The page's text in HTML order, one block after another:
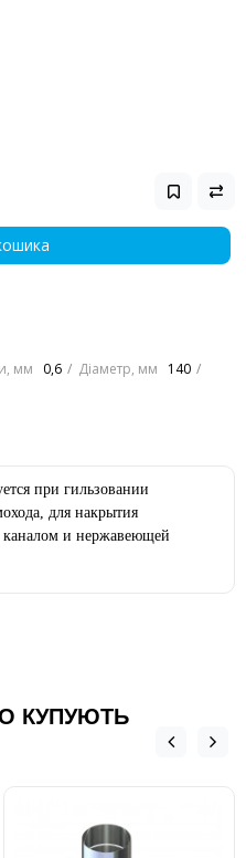
мм 0,6 Діаметр, мм 140
при гильзовании
для накрытия
и нержавеющей
КУПУЮТЬ